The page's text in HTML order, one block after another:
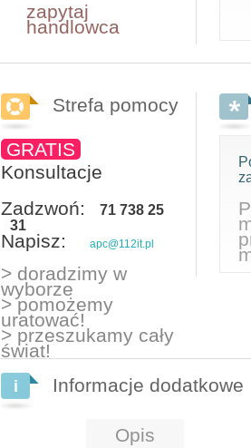
zapytaj
handlowca
Strefa pomocy
GRATIS
Konsultacje
Zadzwoń:
71 738 25
31
Napisz: apc@112it.pl
> doradzimy w
wyborze
> pomożemy
uratować!
> przeszukamy cały
świat!
Informacje dodatkowe
Opis